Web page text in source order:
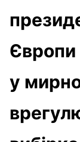
Європи
у